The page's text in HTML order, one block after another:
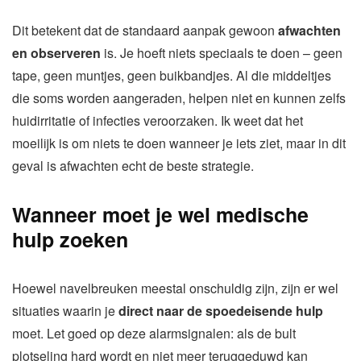
Dit betekent dat de standaard aanpak gewoon afwachten
en observeren is. Je hoeft niets speciaals te doen – geen
tape, geen muntjes, geen buikbandjes. Al die middeltjes
die soms worden aangeraden, helpen niet en kunnen zelfs
huidirritatie of infecties veroorzaken. Ik weet dat het
moeilijk is om niets te doen wanneer je iets ziet, maar in dit
geval is afwachten echt de beste strategie.
Wanneer moet je wel medische
hulp zoeken
Hoewel navelbreuken meestal onschuldig zijn, zijn er wel
situaties waarin jedirect naar de spoedeisende hulp
moet. Let goed op deze alarmsignalen: als de bult
plotseling hard wordt en niet meer teruggeduwd kan